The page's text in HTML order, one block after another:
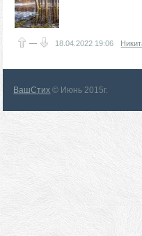
— 18.04.2022 19:06
ВашСтих © Июнь 2015г.